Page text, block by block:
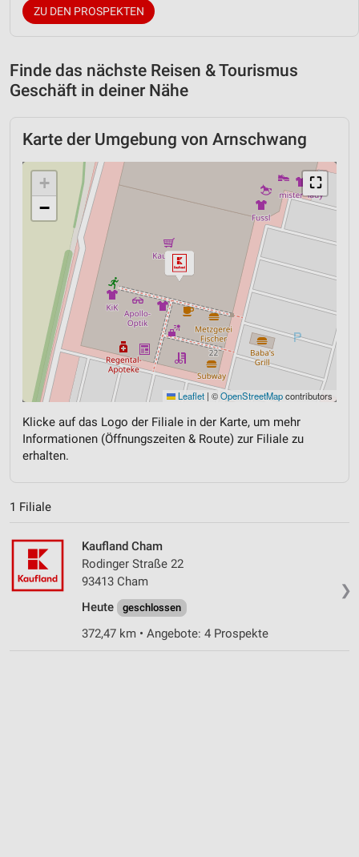
ZU DEN PROSPEKTEN
Finde das nächste Reisen & Tourismus
Geschäft in deiner Nähe
Karte der Umgebung von Arnschwang
⛶
+
−
Leaflet | ©OpenStreetMapcontributors
Klicke auf das Logo der Filiale in der Karte, um mehr
Informationen (Öffnungszeiten & Route) zur Filiale zu
erhalten.
1 Filiale
❯
Kaufland Cham
Rodinger Straße 22
93413 Cham
Heute
geschlossen
372,47 km • Angebote: 4 Prospekte